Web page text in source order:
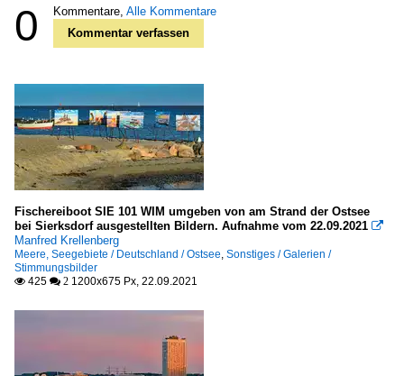
0 Kommentare, Alle Kommentare
Kommentar verfassen
Fischereiboot SIE 101 WIM umgeben von am Strand der Ostsee
bei Sierksdorf ausgestellten Bildern. Aufnahme vom 22.09.2021 
Manfred Krellenberg
Meere, Seegebiete / Deutschland / Ostsee, Sonstiges / Galerien /
Stimmungsbilder
 425  2 1200x675 Px, 22.09.2021